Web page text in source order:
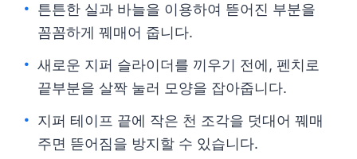
튼튼한 실과 바늘을 이용하여 뜯어진 부분을
꼼꼼하게 꿰매어 줍니다.
새로운 지퍼 슬라이더를 끼우기 전에, 펜치로
끝부분을 살짝 눌러 모양을 잡아줍니다.
지퍼 테이프 끝에 작은 천 조각을 덧대어 꿰매
주면 뜯어짐을 방지할 수 있습니다.